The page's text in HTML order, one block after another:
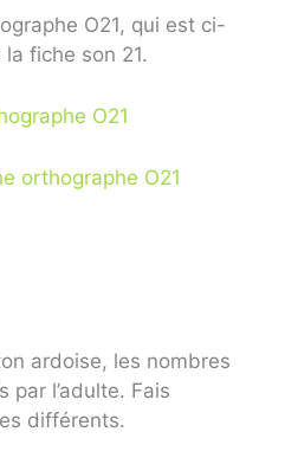
O21, qui est ci-
fiche son 21.
O21
orthographe O21
ardoise, les nombres
par l’adulte. Fais
différents.